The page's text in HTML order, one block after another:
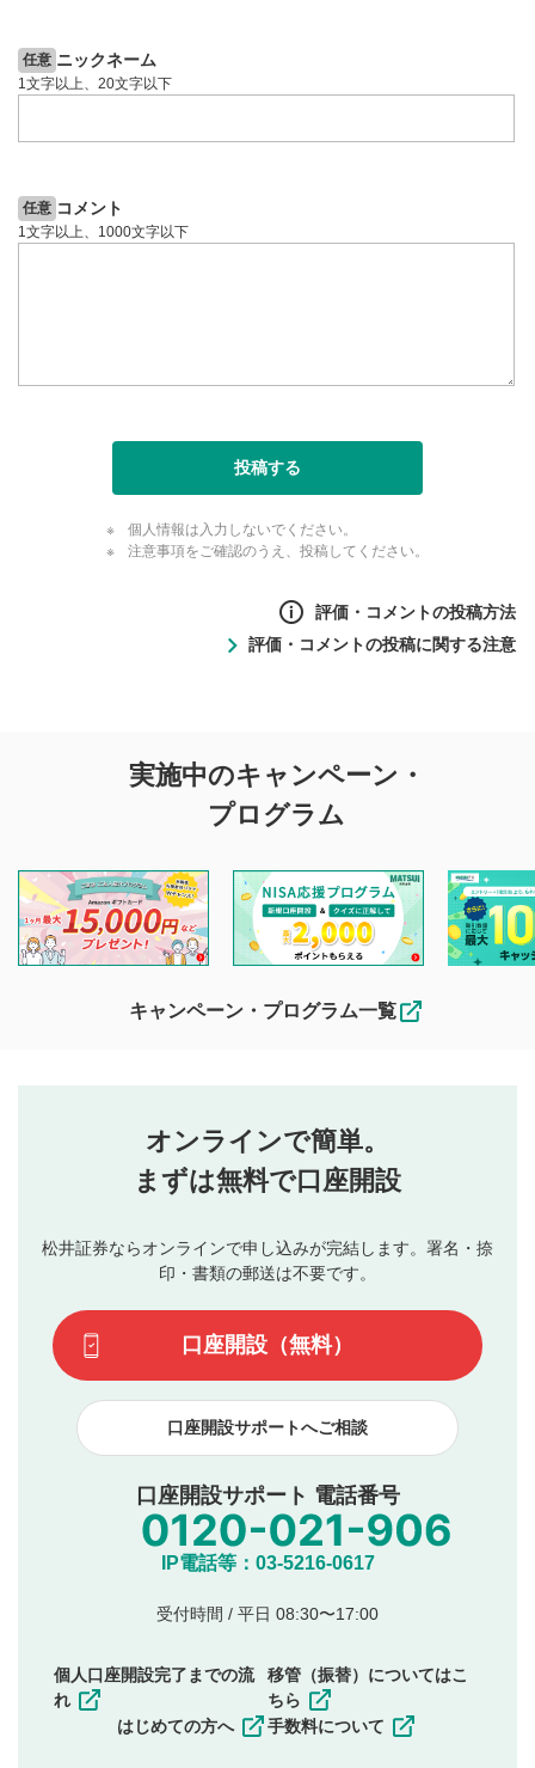
任意 ニックネーム
1文字以上、20文字以下
任意 コメント
1文字以上、1000文字以下
投稿する
個人情報は入力しないでください。
注意事項をご確認のうえ、投稿してください。
評価・コメントの投稿方法
投稿するボタン
星で評価をすると投稿できます。（お名前とコメント
3
動画の評価
です）
評価・コメントの投稿に関する注意
投稿に関する注意
を目的として、各動画コンテンツに、評価およびコメントの
投稿ができます。利用者は以下の注意事項をご理解のうえ、
閲覧および投稿を行うものとしてください。
他の利用者が動画を視聴される際の参考になるコメントをお
待ちしております。
なお、投稿をもって、本注意事項に同意されたものとみなし
行ってください。
当社は、利用者同士、もしくは利用者と第三者間のトラ
ブルによって生じた損害に対して一切の責任を負いませ
評価およびコメントは当社にて審査のうえ、掲載となり
ます。掲載されるまでに日数がかかる場合や掲載されない
てはお答えできません。各動画コンテンツへの掲載をもっ
て結果のご連絡といたします。ご了承ください。
下記の項目に該当すると判断された投稿内容は、掲載を
見合わせる場合がございます。
本動画コンテンツとは無関係の内容の投稿
他者への誹謗中傷や差別的表現投稿
公序良俗に反する内容の投稿
氏名、住所、電話番号など個人を特定できる情報の
他のサイトへの誘導や営利目的、広告・宣伝を目
他者の権利（商標、著作権、その他の知的財産
その他当社が不適切と判断した投稿
一度投稿した評価およびコメントの変更・削除はできま
実施中のキャンペーン・
プログラム
キャンペーン・プログラム一覧
オンラインで簡単。
まずは無料で口座開設
松井証券ならオンラインで申し込みが完結します。署名・捺
印・書類の郵送は不要です。
口座開設（無料）
口座開設サポートへご相談
口座開設サポート 電話番号
IP電話等：03-5216-0617
受付時間 / 平日 08:30〜17:00
個人口座開設完了までの流
れ
はじめての方へ
移管（振替）についてはこ
ちら
手数料について